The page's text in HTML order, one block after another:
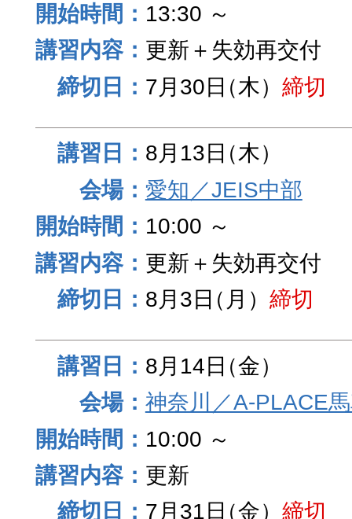
13:30 ～
更新＋失効再交付
7月30日（木） 締切
8月13日（木）
愛知／JEIS中部
10:00 ～
更新＋失効再交付
8月3日（月） 締切
8月14日（金）
神奈川／A-PLACE
10:00 ～
更新
7月31日（金） 締切